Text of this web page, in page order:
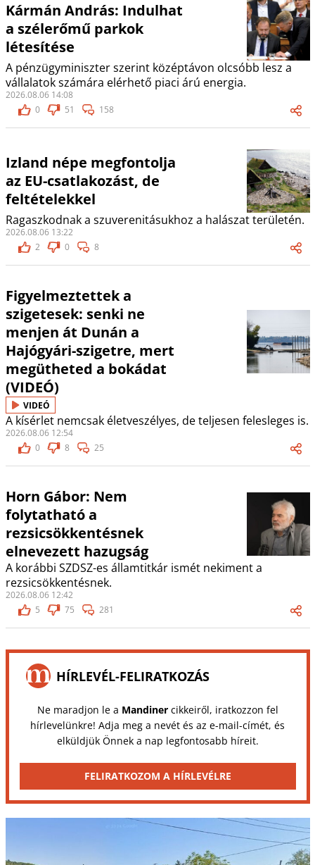
Kármán András: Indulhat
a szélerőmű parkok
létesítése
A pénzügyminiszter szerint középtávon olcsóbb lesz a
vállalatok számára elérhető piaci árú energia.
2026.08.06 14:08
0
51 158
Izland népe megfontolja
az EU-csatlakozást, de
feltételekkel
Ragaszkodnak a szuverenitásukhoz a halászat területén.
2026.08.06 13:22
2
0 8
Figyelmeztettek a
szigetesek: senki ne
menjen át Dunán a
Hajógyári-szigetre, mert
megütheted a bokádat
(VIDEÓ)
VIDEÓ
A kísérlet nemcsak életveszélyes, de teljesen felesleges is.
2026.08.06 12:54
0
8 25
Horn Gábor: Nem
folytatható a
rezsicsökkentésnek
elnevezett hazugság
A korábbi SZDSZ-es államtitkár ismét nekiment a
rezsicsökkentésnek.
2026.08.06 12:42
5
75 281
HÍRLEVÉL-FELIRATKOZÁS
Ne maradjon le a Mandinercikkeiről, iratkozzon fel
hírlevelünkre! Adja meg a nevét és az e-mail-címét, és
elküldjük Önnek a nap legfontosabb híreit.
FELIRATKOZOM A HÍRLEVÉLRE